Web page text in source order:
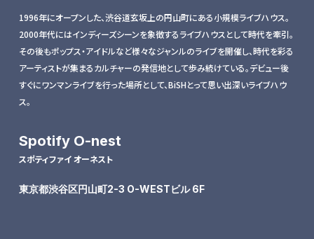
1996年にオープンした、渋谷道玄坂上の円山町にある小規模ライブハウス。
2000年代にはインディーズシーンを象徴するライブハウスとして時代を牽引。
その後もポップス・アイドルなど様々なジャンルのライブを開催し、時代を彩る
アーティストが集まるカルチャーの発信地として歩み続けている。デビュー後
すぐにワンマンライブを行った場所として、BiSHとって思い出深いライブハウ
ス。
Spotify O-nest
スポティファイ オーネスト
東京都渋谷区円山町2-3 O-WESTビル 6F